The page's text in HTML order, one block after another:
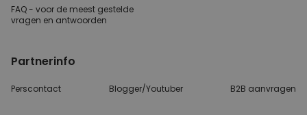
FAQ - voor de meest gestelde
vragen en antwoorden
Partnerinfo
Perscontact Blogger/Youtuber B2B aanvragen